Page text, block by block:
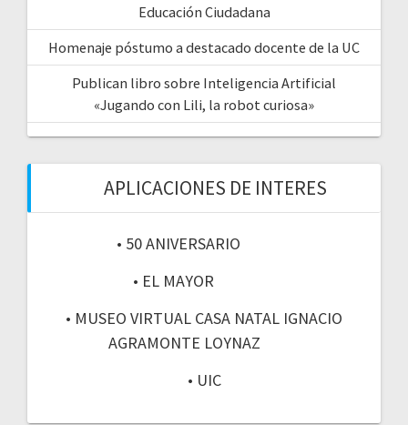
Educación Ciudadana
Homenaje póstumo a destacado docente de la UC
Publican libro sobre Inteligencia Artificial
«Jugando con Lili, la robot curiosa»
APLICACIONES DE INTERES
• 50 ANIVERSARIO
• EL MAYOR
• MUSEO VIRTUAL CASA NATAL IGNACIO
AGRAMONTE LOYNAZ
• UIC